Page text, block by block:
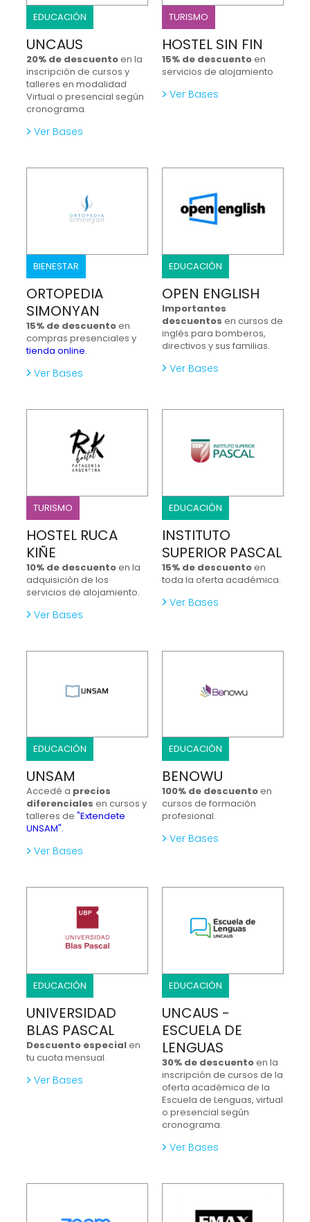
EDUCACIÓN
UNCAUS
20% de descuentoen la
inscripción de cursos y
talleres en modalidad
Virtual o presencial según
cronograma.
Ver Bases
TURISMO
HOSTEL SIN FIN
15% de descuentoen
servicios de alojamiento
Ver Bases
BIENESTAR
ORTOPEDIA
SIMONYAN
15% de descuentoen
compras presenciales y
tienda online.
Ver Bases
EDUCACIÓN
OPEN ENGLISH
Importantes
descuentos en cursos de
inglés para bomberos,
directivos y sus familias.
Ver Bases
TURISMO
HOSTEL RUCA
KIÑE
10% de descuentoen la
adquisición de los
servicios de alojamiento.
Ver Bases
EDUCACIÓN
INSTITUTO
SUPERIOR PASCAL
15% de descuentoen
toda la oferta académica.
Ver Bases
EDUCACIÓN
UNSAM
Accedé a precios
diferenciales en cursos y
talleres de"Extendete
UNSAM".
Ver Bases
EDUCACIÓN
BENOWU
100% de descuentoen
cursos de formación
profesional.
Ver Bases
EDUCACIÓN
UNIVERSIDAD
BLAS PASCAL
Descuento especialen
tu cuota mensual.
Ver Bases
EDUCACIÓN
UNCAUS -
ESCUELA DE
LENGUAS
30% de descuentoen la
inscripción de cursos de la
oferta académica de la
Escuela de Lenguas, virtual
o presencial según
cronograma.
Ver Bases